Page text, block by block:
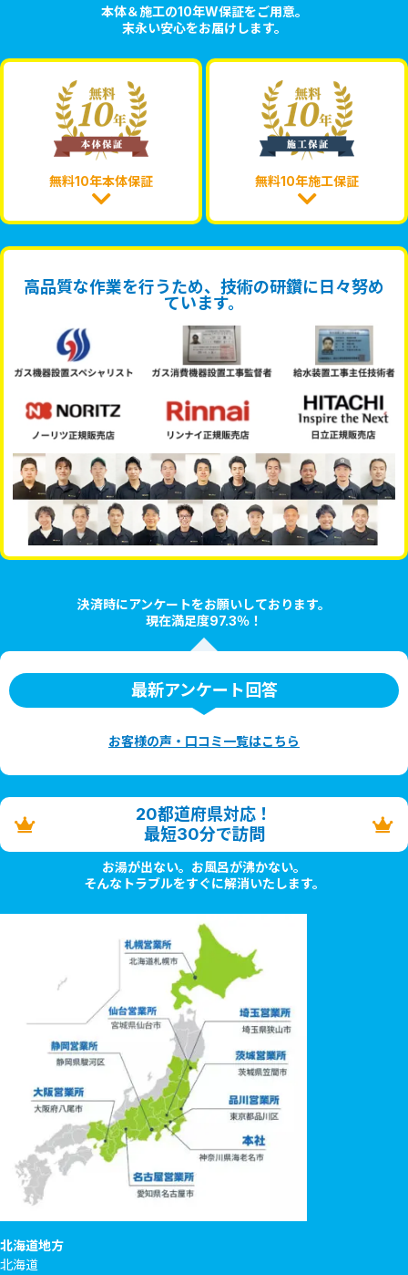
本体＆施工の10年W保証をご用意。
末永い安心をお届けします。
無料10年本体保証 無料10年施工保証
高品質な作業を行うため、技術の研鑽に日々努め
ています。
決済時にアンケートをお願いしております。
現在満足度97.3％！
最新アンケート回答
お客様の声・口コミ一覧はこちら
20都道府県対応！
最短30分で訪問
お湯が出ない。お風呂が沸かない。
そんなトラブルをすぐに解消いたします。
北海道地方
北海道